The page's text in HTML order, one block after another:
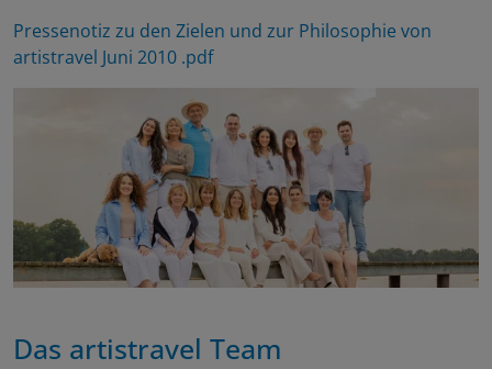
Pressenotiz zu den Zielen und zur Philosophie von
artistravel Juni 2010 .pdf
Das artistravel Team